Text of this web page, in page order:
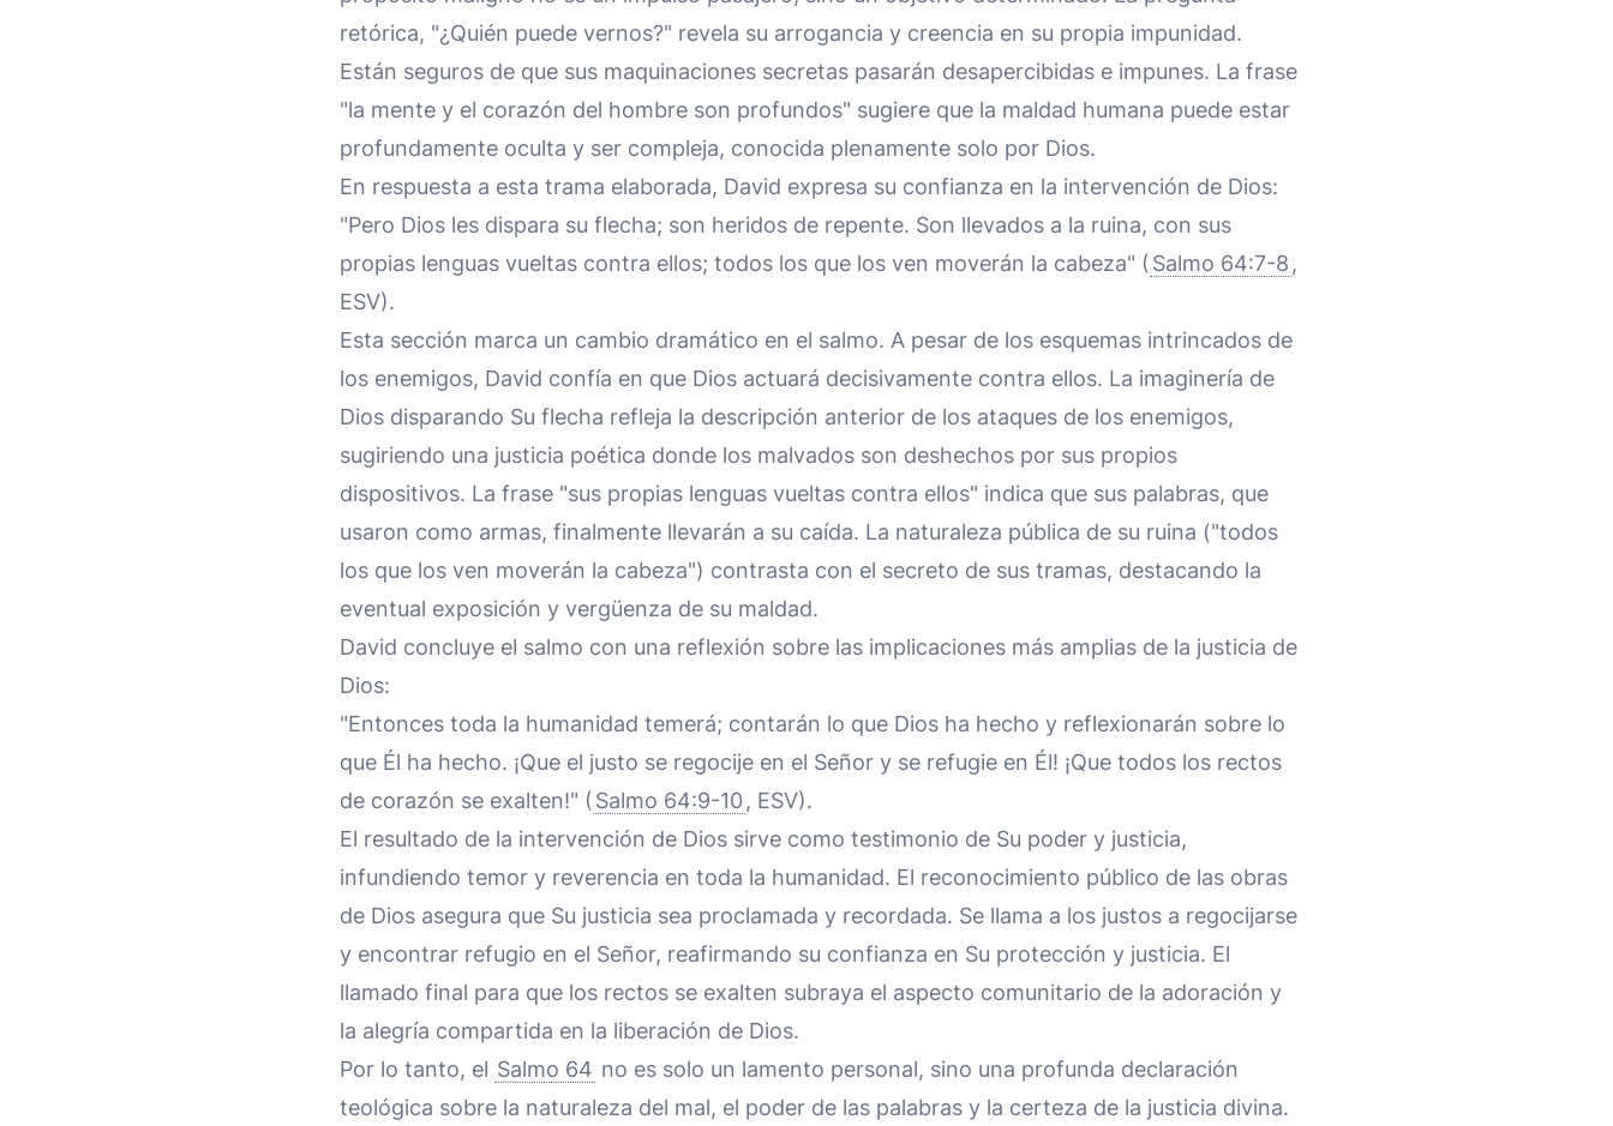
retórica, "¿Quién puede vernos?" revela su arrogancia y creencia en su propia impunidad.
Están seguros de que sus maquinaciones secretas pasarán desapercibidas e impunes. La frase
"la mente y el corazón del hombre son profundos" sugiere que la maldad humana puede estar
profundamente oculta y ser compleja, conocida plenamente solo por Dios.
En respuesta a esta trama elaborada, David expresa su confianza en la intervención de Dios:
"Pero Dios les dispara su flecha; son heridos de repente. Son llevados a la ruina, con sus
propias lenguas vueltas contra ellos; todos los que los ven moverán la cabeza" ( Salmo 64:7-8 ,
ESV).
Esta sección marca un cambio dramático en el salmo. A pesar de los esquemas intrincados de
los enemigos, David confía en que Dios actuará decisivamente contra ellos. La imaginería de
Dios disparando Su flecha refleja la descripción anterior de los ataques de los enemigos,
sugiriendo una justicia poética donde los malvados son deshechos por sus propios
dispositivos. La frase "sus propias lenguas vueltas contra ellos" indica que sus palabras, que
usaron como armas, finalmente llevarán a su caída. La naturaleza pública de su ruina ("todos
los que los ven moverán la cabeza") contrasta con el secreto de sus tramas, destacando la
eventual exposición y vergüenza de su maldad.
David concluye el salmo con una reflexión sobre las implicaciones más amplias de la justicia de
Dios:
"Entonces toda la humanidad temerá; contarán lo que Dios ha hecho y reflexionarán sobre lo
que Él ha hecho. ¡Que el justo se regocije en el Señor y se refugie en Él! ¡Que todos los rectos
de corazón se exalten!" ( Salmo 64:9-10 , ESV).
El resultado de la intervención de Dios sirve como testimonio de Su poder y justicia,
infundiendo temor y reverencia en toda la humanidad. El reconocimiento público de las obras
de Dios asegura que Su justicia sea proclamada y recordada. Se llama a los justos a regocijarse
y encontrar refugio en el Señor, reafirmando su confianza en Su protección y justicia. El
llamado final para que los rectos se exalten subraya el aspecto comunitario de la adoración y
la alegría compartida en la liberación de Dios.
Por lo tanto, el Salmo 64 no es solo un lamento personal, sino una profunda declaración
teológica sobre la naturaleza del mal, el poder de las palabras y la certeza de la justicia divina.